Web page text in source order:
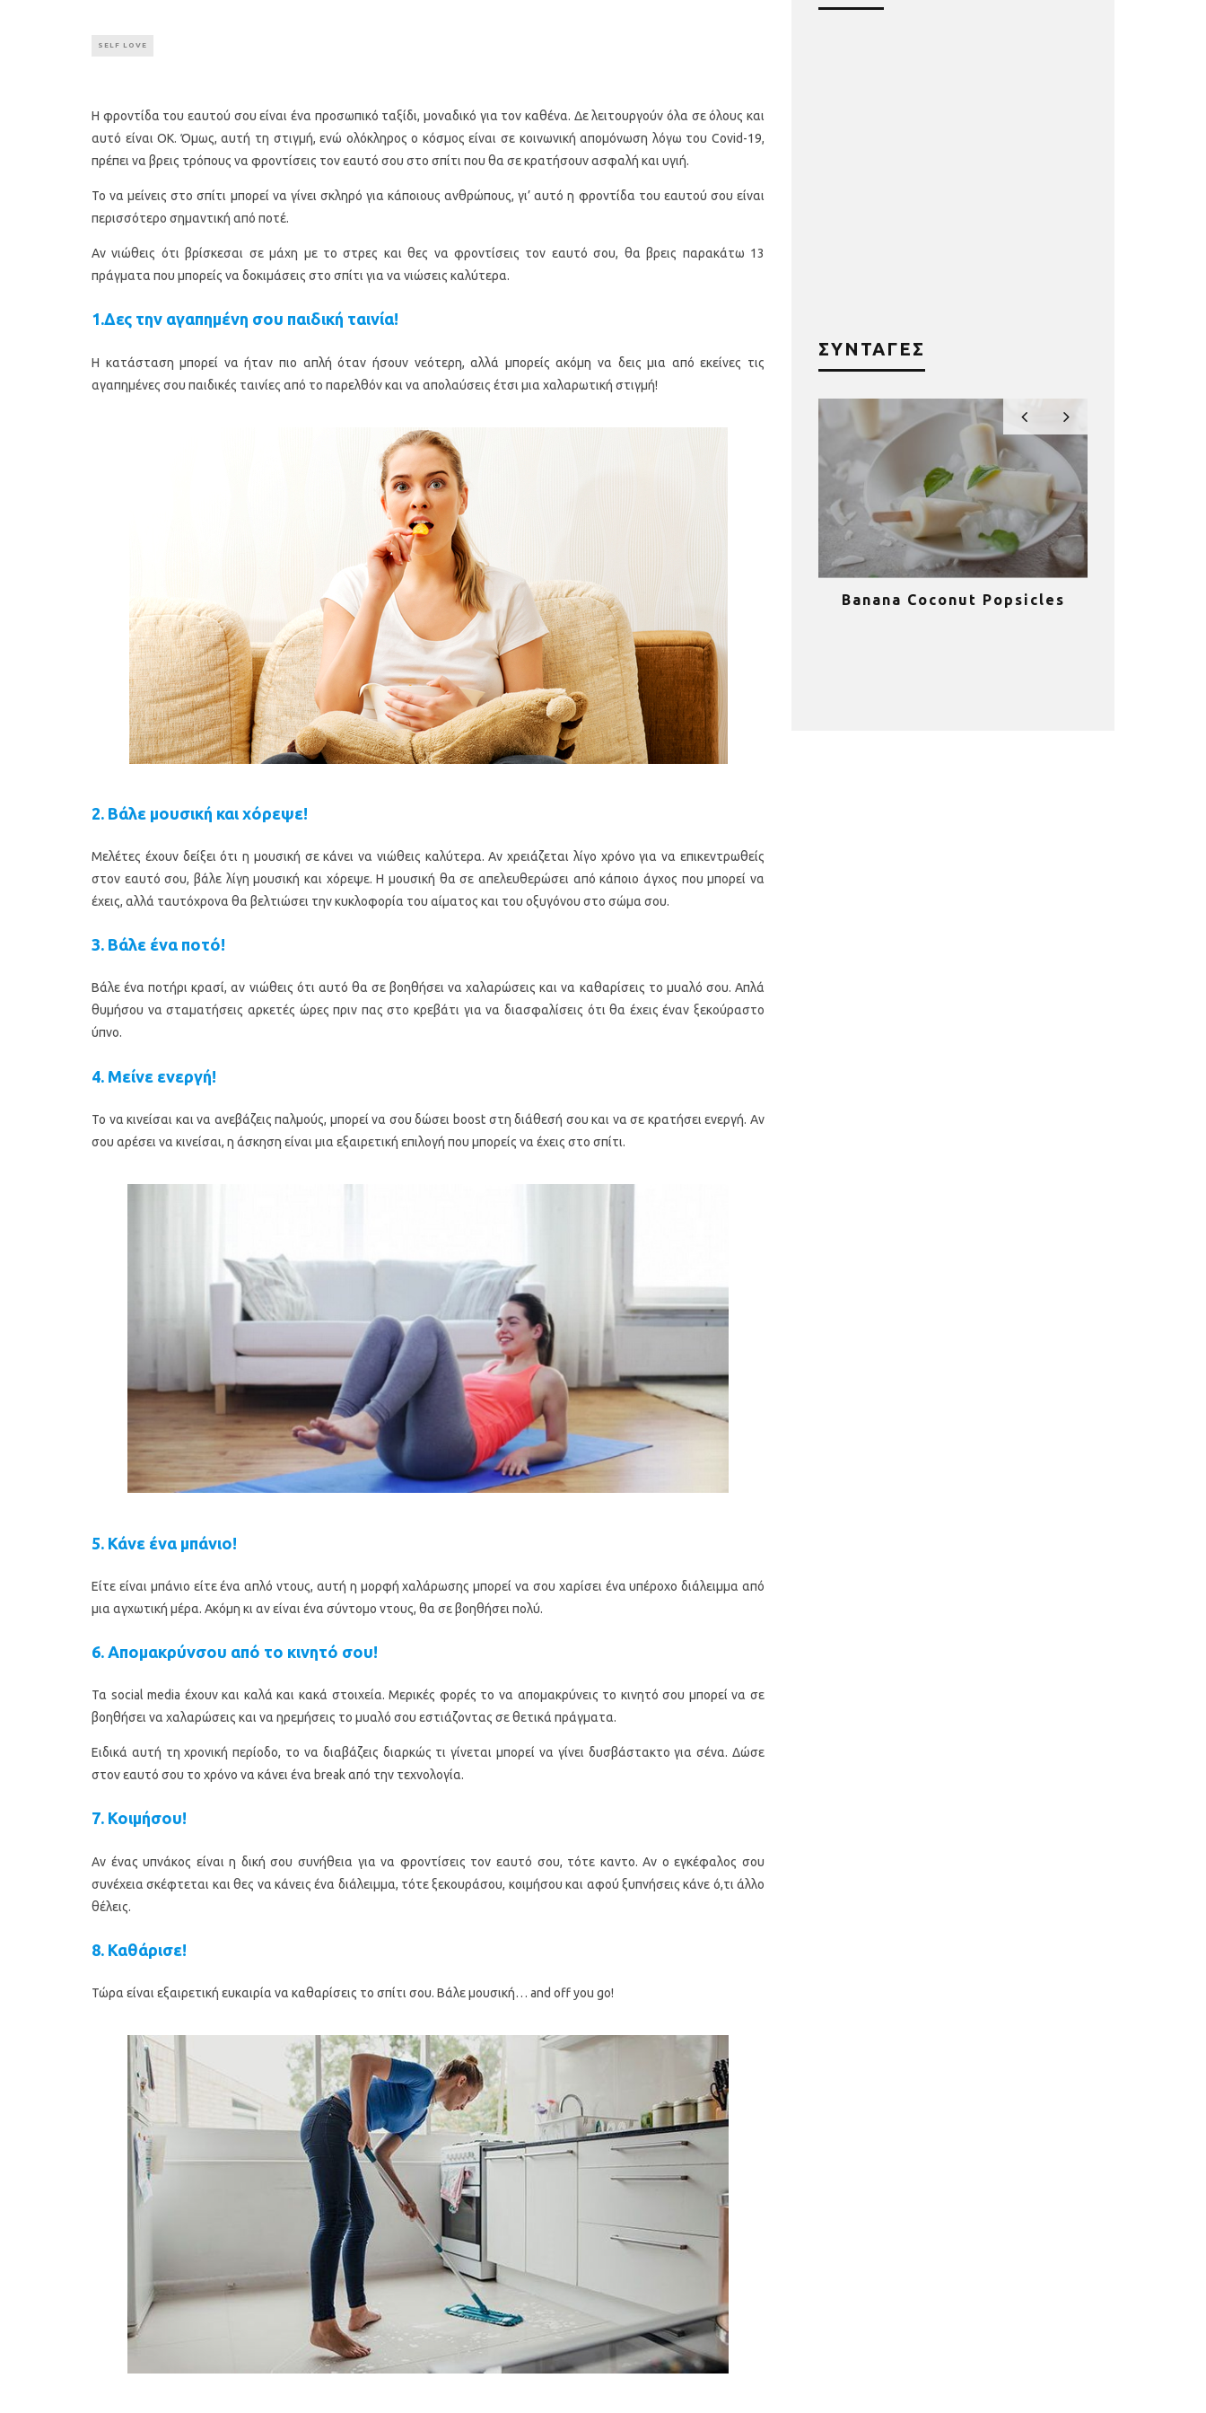
SELF LOVE
H φροντίδα του εαυτού σου είναι ένα προσωπικό ταξίδι, μοναδικό για τον καθένα. Δε λειτουργούν όλα σε όλους και
αυτό είναι ΟΚ. Όμως, αυτή τη στιγμή, ενώ ολόκληρος ο κόσμος είναι σε κοινωνική απομόνωση λόγω του Covid-19,
πρέπει να βρεις τρόπους να φροντίσεις τον εαυτό σου στο σπίτι που θα σε κρατήσουν ασφαλή και υγιή.
Το να μείνεις στο σπίτι μπορεί να γίνει σκληρό για κάποιους ανθρώπους, γι’ αυτό η φροντίδα του εαυτού σου είναι
περισσότερο σημαντική από ποτέ.
Αν νιώθεις ότι βρίσκεσαι σε μάχη με το στρες και θες να φροντίσεις τον εαυτό σου, θα βρεις παρακάτω 13
πράγματα που μπορείς να δοκιμάσεις στο σπίτι για να νιώσεις καλύτερα.
1.Δες την αγαπημένη σου παιδική ταινία!
Η κατάσταση μπορεί να ήταν πιο απλή όταν ήσουν νεότερη, αλλά μπορείς ακόμη να δεις μια από εκείνες τις
αγαπημένες σου παιδικές ταινίες από το παρελθόν και να απολαύσεις έτσι μια χαλαρωτική στιγμή!
2. Βάλε μουσική και χόρεψε!
Μελέτες έχουν δείξει ότι η μουσική σε κάνει να νιώθεις καλύτερα. Αν χρειάζεται λίγο χρόνο για να επικεντρωθείς
στον εαυτό σου, βάλε λίγη μουσική και χόρεψε. Η μουσική θα σε απελευθερώσει από κάποιο άγχος που μπορεί να
έχεις, αλλά ταυτόχρονα θα βελτιώσει την κυκλοφορία του αίματος και του οξυγόνου στο σώμα σου.
3. Βάλε ένα ποτό!
Βάλε ένα ποτήρι κρασί, αν νιώθεις ότι αυτό θα σε βοηθήσει να χαλαρώσεις και να καθαρίσεις το μυαλό σου. Απλά
θυμήσου να σταματήσεις αρκετές ώρες πριν πας στο κρεβάτι για να διασφαλίσεις ότι θα έχεις έναν ξεκούραστο
ύπνο.
4. Μείνε ενεργή!
Το να κινείσαι και να ανεβάζεις παλμούς, μπορεί να σου δώσει boost στη διάθεσή σου και να σε κρατήσει ενεργή. Αν
σου αρέσει να κινείσαι, η άσκηση είναι μια εξαιρετική επιλογή που μπορείς να έχεις στο σπίτι.
5. Κάνε ένα μπάνιο!
Είτε είναι μπάνιο είτε ένα απλό ντους, αυτή η μορφή χαλάρωσης μπορεί να σου χαρίσει ένα υπέροχο διάλειμμα από
μια αγχωτική μέρα. Ακόμη κι αν είναι ένα σύντομο ντους, θα σε βοηθήσει πολύ.
6. Απομακρύνσου από το κινητό σου!
Τα social media έχουν και καλά και κακά στοιχεία. Μερικές φορές το να απομακρύνεις το κινητό σου μπορεί να σε
βοηθήσει να χαλαρώσεις και να ηρεμήσεις το μυαλό σου εστιάζοντας σε θετικά πράγματα.
Ειδικά αυτή τη χρονική περίοδο, το να διαβάζεις διαρκώς τι γίνεται μπορεί να γίνει δυσβάστακτο για σένα. Δώσε
στον εαυτό σου το χρόνο να κάνει ένα break από την τεχνολογία.
7. Κοιμήσου!
Αν ένας υπνάκος είναι η δική σου συνήθεια για να φροντίσεις τον εαυτό σου, τότε καντο. Αν ο εγκέφαλος σου
συνέχεια σκέφτεται και θες να κάνεις ένα διάλειμμα, τότε ξεκουράσου, κοιμήσου και αφού ξυπνήσεις κάνε ό,τι άλλο
θέλεις.
8. Καθάρισε!
Τώρα είναι εξαιρετική ευκαιρία να καθαρίσεις το σπίτι σου. Βάλε μουσική… and off you go!
ΣΥΝΤΑΓΕΣ
Υγιεινό κέικ λεμονιού με
παπαρουνόσπορο και μύρτιλα
Οι 4 πιο λαχταριστές βελουτέ
σούπες για τον χειμώνα
5 γρήγορα και υγιεινά σνακ Banana Coconut Popsicles